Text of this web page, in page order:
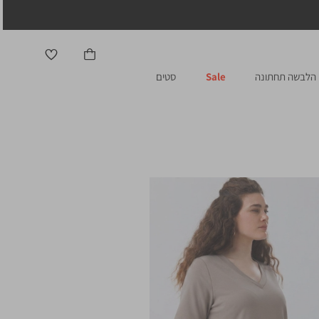
הלבשה תחתונה Sale סטים